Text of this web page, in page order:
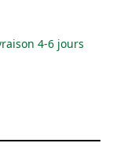
4-6 jours